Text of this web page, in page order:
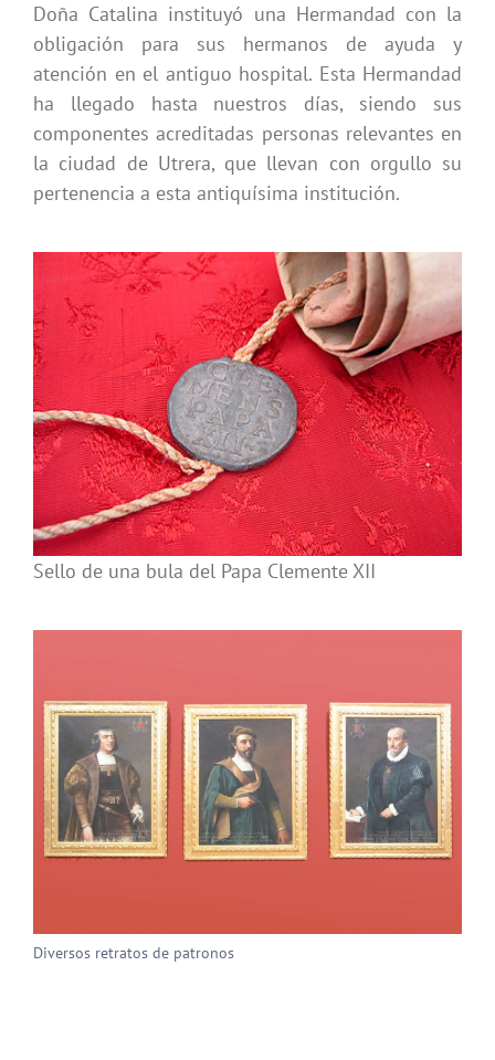
Doña Catalina instituyó una Hermandad con la
obligación para sus hermanos de ayuda y
atención en el antiguo hospital. Esta Hermandad
ha llegado hasta nuestros días, siendo sus
componentes acreditadas personas relevantes en
la ciudad de Utrera, que llevan con orgullo su
pertenencia a esta antiquísima institución.
Sello de una bula del Papa Clemente XII
Diversos retratos de patronos